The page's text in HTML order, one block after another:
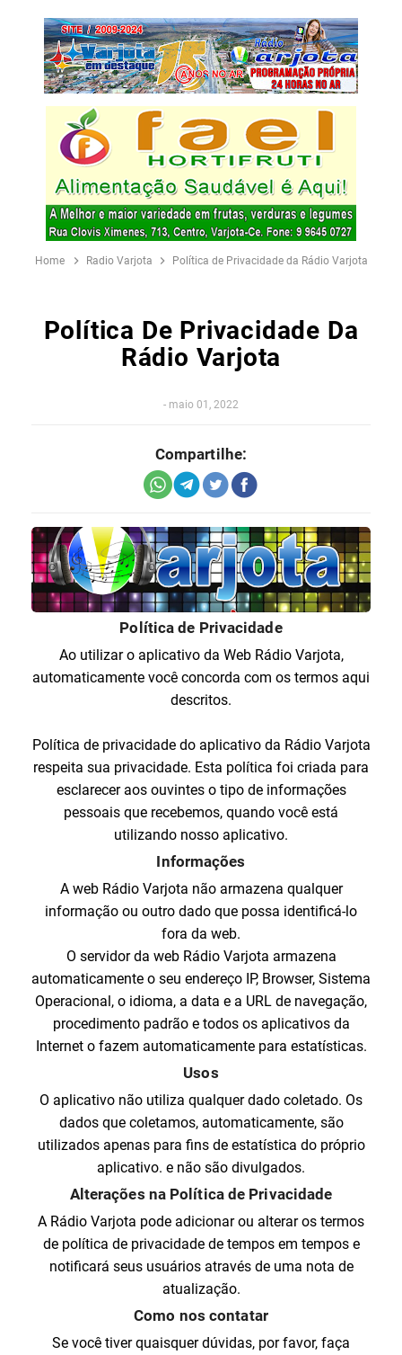
Home Radio Varjota Política de Privacidade da Rádio Varjota
Política De Privacidade Da
Rádio Varjota
- maio 01, 2022
Compartilhe:
Política de Privacidade
Ao utilizar o aplicativo da Web Rádio Varjota,
automaticamente você concorda com os termos aqui
descritos.
Política de privacidade do aplicativo da Rádio Varjota
respeita sua privacidade. Esta política foi criada para
esclarecer aos ouvintes o tipo de informações
pessoais que recebemos, quando você está
utilizando nosso aplicativo.
Informações
A web Rádio Varjota não armazena qualquer
informação ou outro dado que possa identificá-lo
fora da web.
O servidor da web Rádio Varjota armazena
automaticamente o seu endereço IP, Browser, Sistema
Operacional, o idioma, a data e a URL de navegação,
procedimento padrão e todos os aplicativos da
Internet o fazem automaticamente para estatísticas.
Usos
O aplicativo não utiliza qualquer dado coletado. Os
dados que coletamos, automaticamente, são
utilizados apenas para fins de estatística do próprio
aplicativo. e não são divulgados.
Alterações na Política de Privacidade
A Rádio Varjota pode adicionar ou alterar os termos
de política de privacidade de tempos em tempos e
notificará seus usuários através de uma nota de
atualização.
Como nos contatar
Se você tiver quaisquer dúvidas, por favor, faça